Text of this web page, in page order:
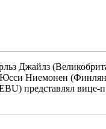
Джайлз
Ниемонен
представлял